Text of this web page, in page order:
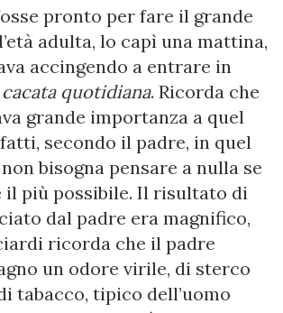
pronto per fare il grande
adulta, lo capì una mattina,
accingendo a entrare in
cacata quotidiana. Ricorda che
grande importanza a quel
secondo il padre, in quel
bisogna pensare a nulla se
il più possibile. Il risultato di
dal padre era magnifico,
ricorda che il padre
un odore virile, di sterco
tabacco, tipico dell’uomo